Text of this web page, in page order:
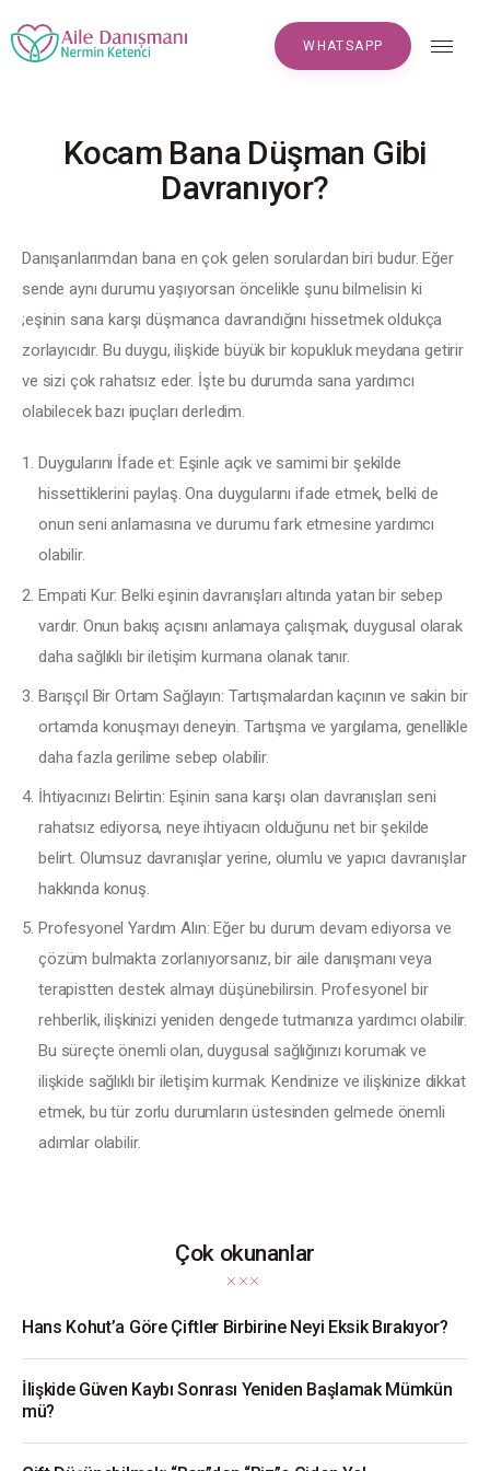
WHATSAPP
Anasayfa
Makaleler
S.S.S
Yorumlar
İletişim
Kocam Bana Düşman Gibi
Davranıyor?
Danışanlarımdan bana en çok gelen sorulardan biri budur. Eğer
sende aynı durumu yaşıyorsan öncelikle şunu bilmelisin ki
;eşinin sana karşı düşmanca davrandığını hissetmek oldukça
zorlayıcıdır. Bu duygu, ilişkide büyük bir kopukluk meydana getirir
ve sizi çok rahatsız eder. İşte bu durumda sana yardımcı
olabilecek bazı ipuçları derledim.
Duygularını İfade et: Eşinle açık ve samimi bir şekilde
hissettiklerini paylaş. Ona duygularını ifade etmek, belki de
onun seni anlamasına ve durumu fark etmesine yardımcı
olabilir.
Empati Kur: Belki eşinin davranışları altında yatan bir sebep
vardır. Onun bakış açısını anlamaya çalışmak, duygusal olarak
daha sağlıklı bir iletişim kurmana olanak tanır.
Barışçıl Bir Ortam Sağlayın: Tartışmalardan kaçının ve sakin bir
ortamda konuşmayı deneyin. Tartışma ve yargılama, genellikle
daha fazla gerilime sebep olabilir.
İhtiyacınızı Belirtin: Eşinin sana karşı olan davranışları seni
rahatsız ediyorsa, neye ihtiyacın olduğunu net bir şekilde
belirt. Olumsuz davranışlar yerine, olumlu ve yapıcı davranışlar
hakkında konuş.
Profesyonel Yardım Alın: Eğer bu durum devam ediyorsa ve
çözüm bulmakta zorlanıyorsanız, bir aile danışmanı veya
terapistten destek almayı düşünebilirsin. Profesyonel bir
rehberlik, ilişkinizi yeniden dengede tutmanıza yardımcı olabilir.
Bu süreçte önemli olan, duygusal sağlığınızı korumak ve
ilişkide sağlıklı bir iletişim kurmak. Kendinize ve ilişkinize dikkat
etmek, bu tür zorlu durumların üstesinden gelmede önemli
adımlar olabilir.
Çok okunanlar
Hans Kohut’a Göre Çiftler Birbirine Neyi Eksik Bırakıyor?
İlişkide Güven Kaybı Sonrası Yeniden Başlamak Mümkün
mü?